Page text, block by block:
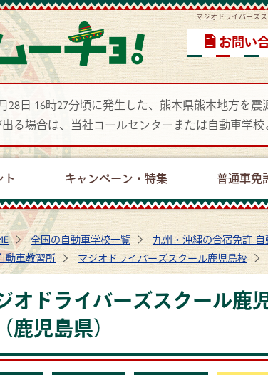
マジオドライバーズ
お問い
28日 16時27分頃に発生した、熊本県熊本地方を
る場合は、当社コールセンターまたは自動車学校
キャンペーン・特集 普通車免
全国の自動車学校一覧
九州・沖縄の合宿免許
動車教習所
マジオドライバーズスクール鹿児島校
オドライバーズスクール鹿
鹿児島県）